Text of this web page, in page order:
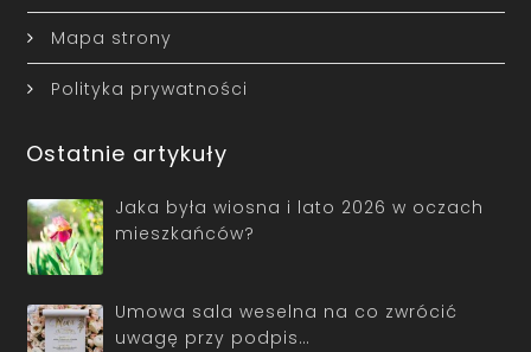
Mapa strony
Polityka prywatności
Ostatnie artykuły
Jaka była wiosna i lato 2026 w oczach
mieszkańców?
Umowa sala weselna na co zwrócić
uwagę przy podpis…